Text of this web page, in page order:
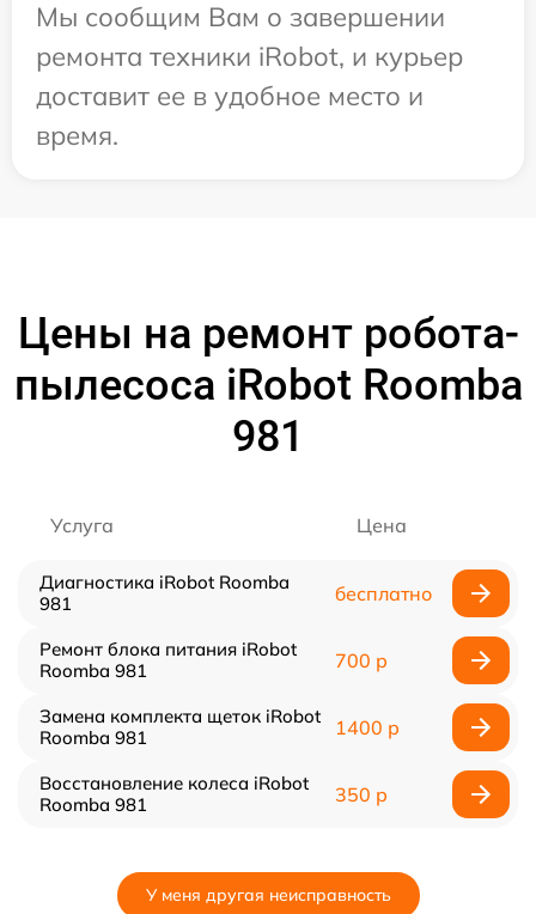
Мы сообщим Вам о завершении
ремонта техники iRobot, и курьер
доставит ее в удобное место и
время.
Цены на ремонт робота-
пылесоса iRobot Roomba
981
Услуга Цена
Диагностика iRobot Roomba
981
бесплатно
Ремонт блока питания iRobot
Roomba 981
700 р
Замена комплекта щеток iRobot
Roomba 981
1400 р
Восстановление колеса iRobot
Roomba 981
350 р
У меня другая неисправность